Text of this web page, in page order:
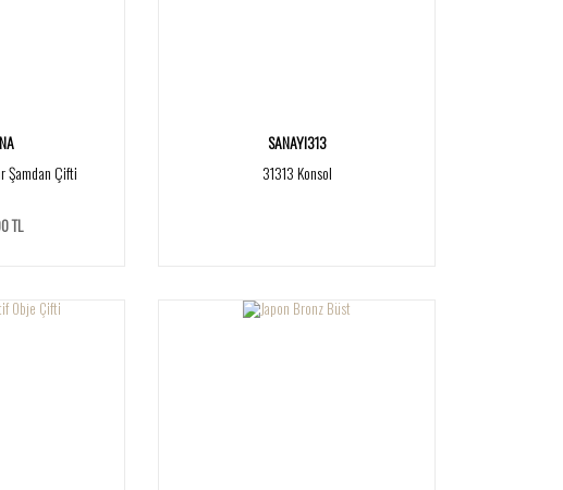
Şamdan Çifti
TL
SANAYI313
31313 Konsol